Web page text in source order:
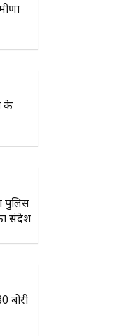
के
पुलिस
संदेश
बोरी